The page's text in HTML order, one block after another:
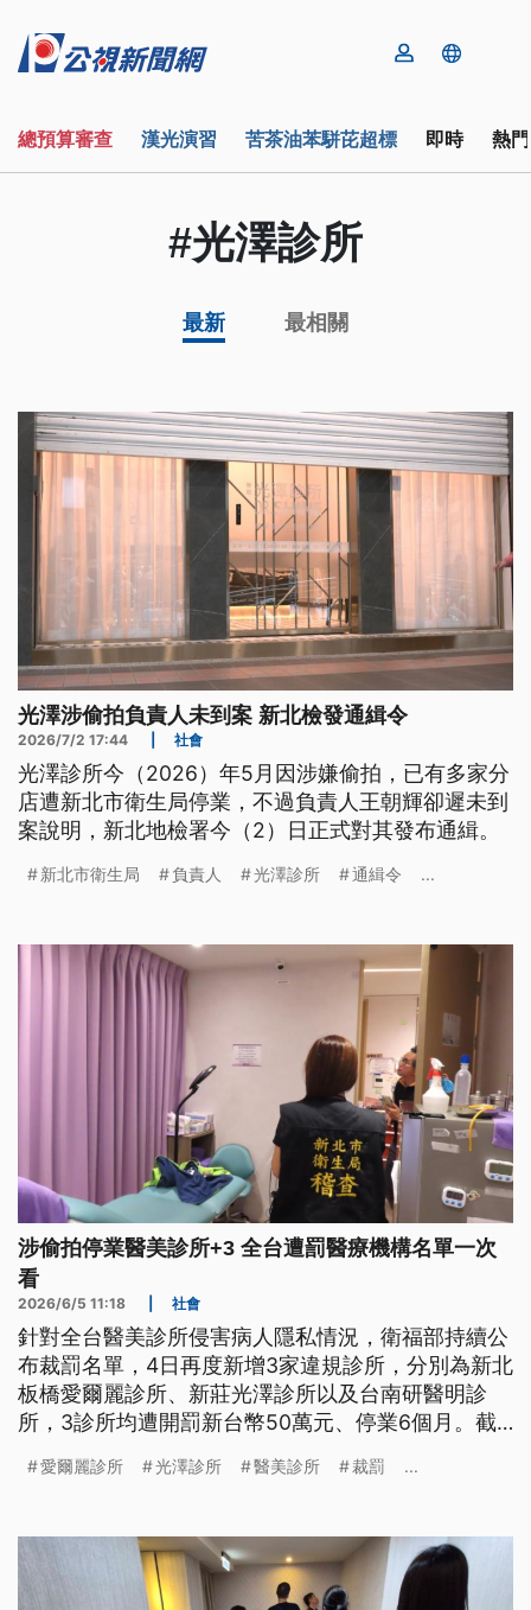
總預算審查 漢光演習 苦茶油苯駢芘超標 即時 熱
#光澤診所
最新 最相關
光澤涉偷拍負責人未到案 新北檢發通緝令
2026/7/2 17:44 社會
光澤診所今（2026）年5月因涉嫌偷拍，已有多家分
店遭新北市衛生局停業，不過負責人王朝輝卻遲未到
案說明，新北地檢署今（2）日正式對其發布通緝。
新北市衛生局 負責人 光澤診所 通緝令 ...
涉偷拍停業醫美診所+3 全台遭罰醫療機構名單一次
看
2026/6/5 11:18 社會
針對全台醫美診所侵害病人隱私情況，衛福部持續公
布裁罰名單，4日再度新增3家違規診所，分別為新北
板橋愛爾麗診所、新莊光澤診所以及台南研醫明診
所，3診所均遭開罰新台幣50萬元、停業6個月。截
愛爾麗診所 光澤診所 醫美診所 裁罰 ...